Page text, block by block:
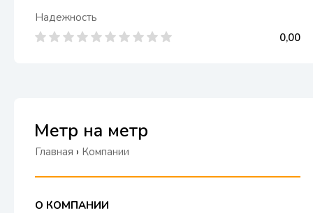
Надежность
0,00
Метр на метр
Главная › Компании
О КОМПАНИИ